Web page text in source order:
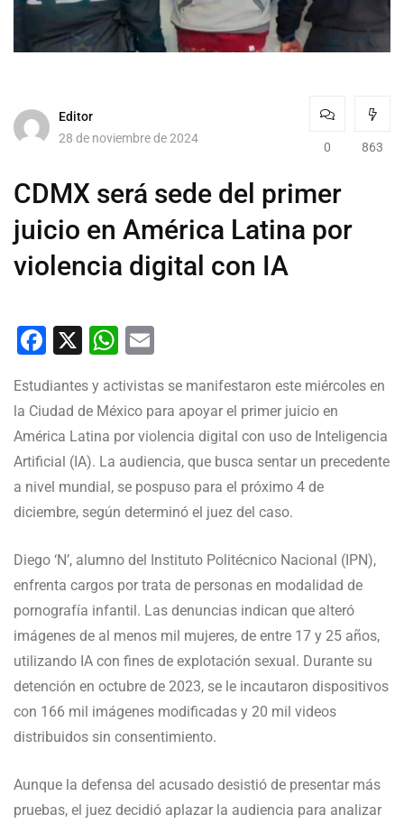
Editor
28 de noviembre de 2024
0 863
CDMX será sede del primer
juicio en América Latina por
violencia digital con IA
Facebook
X WhatsApp
Estudiantes y activistas se manifestaron este miércoles en
la Ciudad de México para apoyar el primer juicio en
América Latina por violencia digital con uso de Inteligencia
Artificial (IA). La audiencia, que busca sentar un precedente
a nivel mundial, se pospuso para el próximo 4 de
diciembre, según determinó el juez del caso.
Diego ‘N’, alumno del Instituto Politécnico Nacional (IPN),
enfrenta cargos por trata de personas en modalidad de
pornografía infantil. Las denuncias indican que alteró
imágenes de al menos mil mujeres, de entre 17 y 25 años,
utilizando IA con fines de explotación sexual. Durante su
detención en octubre de 2023, se le incautaron dispositivos
con 166 mil imágenes modificadas y 20 mil videos
distribuidos sin consentimiento.
Aunque la defensa del acusado desistió de presentar más
pruebas, el juez decidió aplazar la audiencia para analizar